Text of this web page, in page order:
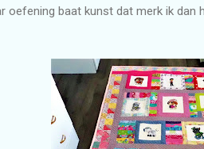
oefening baat kunst dat merk ik